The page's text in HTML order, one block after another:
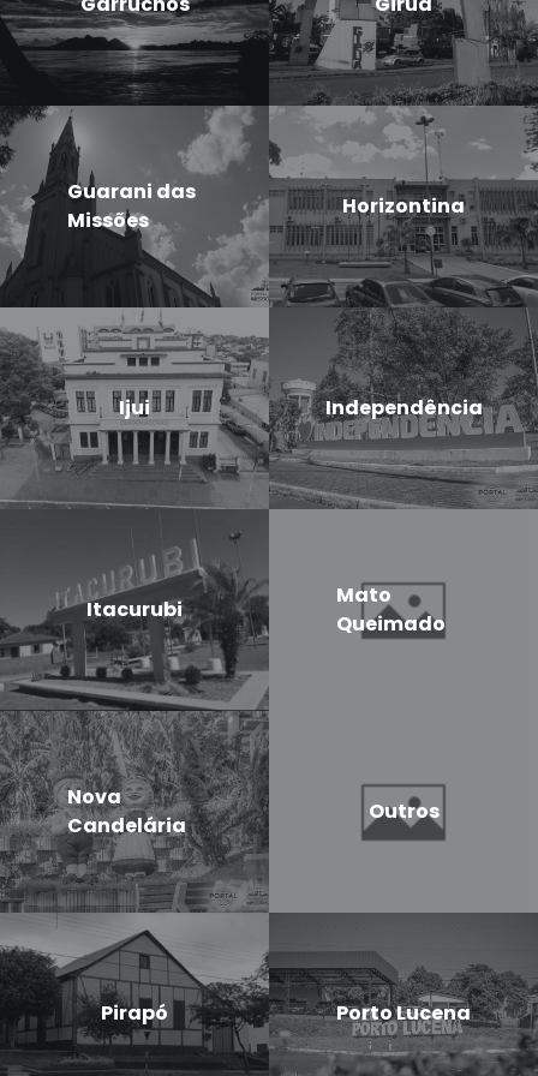
Guarani das
Missões
Horizontina
Ijui Independência
Itacurubi
Mato
Queimado
Nova
Candelária
Outros
Pirapó Porto Lucena